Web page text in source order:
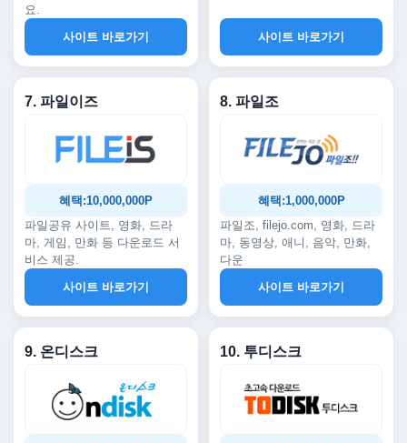
요.
사이트 바로가기
사이트 바로가기
7. 파일이즈
혜택:10,000,000P
파일공유 사이트, 영화, 드라
마, 게임, 만화 등 다운로드 서
비스 제공.
사이트 바로가기
8. 파일조
혜택:1,000,000P
파일조, filejo.com, 영화, 드라
마, 동영상, 애니, 음악, 만화,
다운
사이트 바로가기
9. 온디스크 10. 투디스크